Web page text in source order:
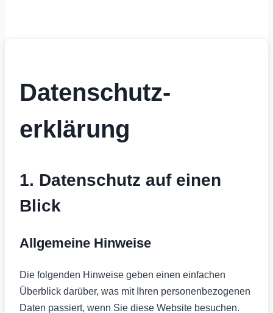
Datenschutz­
erklärung
1. Datenschutz auf einen
Blick
Allgemeine Hinweise
Die folgenden Hinweise geben einen einfachen
Überblick darüber, was mit Ihren personenbezogenen
Daten passiert, wenn Sie diese Website besuchen.